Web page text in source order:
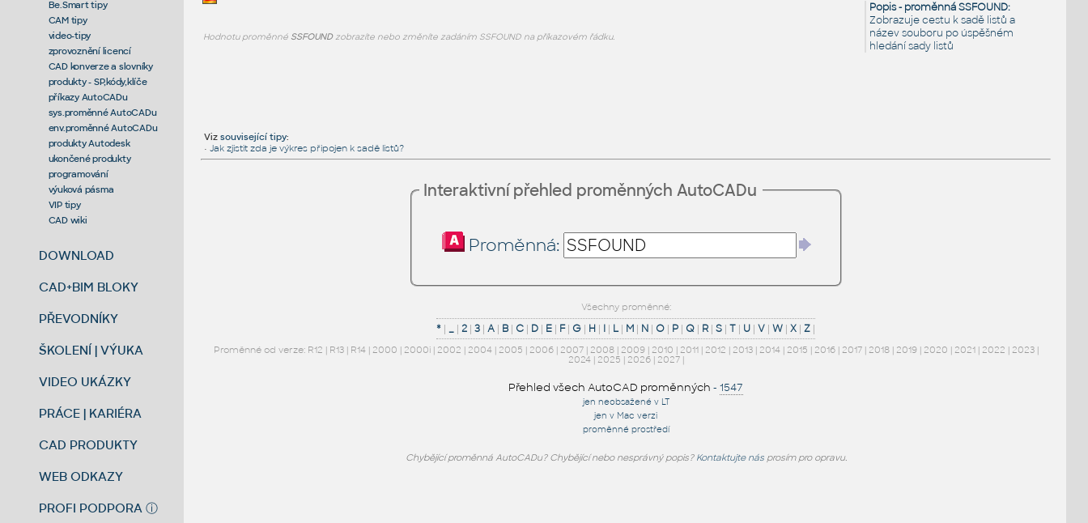
Be.Smart tipy
CAM tipy
video-tipy
zprovoznění licencí
CAD konverze a slovníky
produkty - SP,kódy,klíče
příkazy AutoCADu
sys.proměnné AutoCADu
env.proměnné AutoCADu
produkty Autodesk
ukončené produkty
programování
výuková pásma
VIP tipy
CAD wiki
DOWNLOAD
CAD+BIM BLOKY
PŘEVODNÍKY
ŠKOLENÍ | VÝUKA
VIDEO UKÁZKY
PRÁCE | KARIÉRA
CAD PRODUKTY
WEB ODKAZY
PROFI PODPORA ⓘ
Popis - proměnná SSFOUND:
Zobrazuje cestu k sadě listů a
název souboru po úspěšném
hledání sady listů
Hodnotu proměnné SSFOUNDzobrazíte nebo změníte zadáním SSFOUND na příkazovém řádku.
Viz související tipy:
• Jak zjistit zda je výkres připojen k sadě listů?
Interaktivní přehled proměnných AutoCADu
Proměnná:
Všechny proměnné:
* | _ |2 |3 |A | B |C | D | E | F|G | H | I | L | M | N |O | P |Q | R |S |T | U |V |W |X |Z |
Proměnné od verze: R12 | R13| R14| 2000 | 2000i| 2002 | 2004| 2005 | 2006| 2007| 2008| 2009| 2010 | 2011| 2012 | 2013| 2014| 2015 | 2016| 2017| 2018| 2019| 2020 | 2021| 2022 | 2023|
2024| 2025 | 2026| 2027|
Přehled všech AutoCAD proměnných -1547
jen neobsažené v LT
jen v Mac verzi
proměnné prostředí
Chybějící proměnná AutoCADu? Chybějící nebo nesprávný popis? Kontaktujte násprosím pro opravu.